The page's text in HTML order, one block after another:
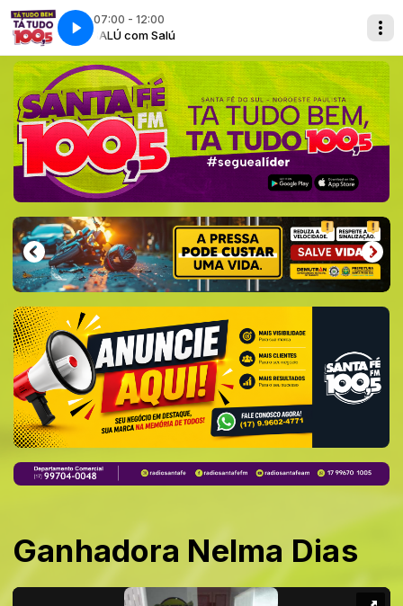
07:00 - 12:00
SALÚ com Salú
Ganhadora Nelma Dias